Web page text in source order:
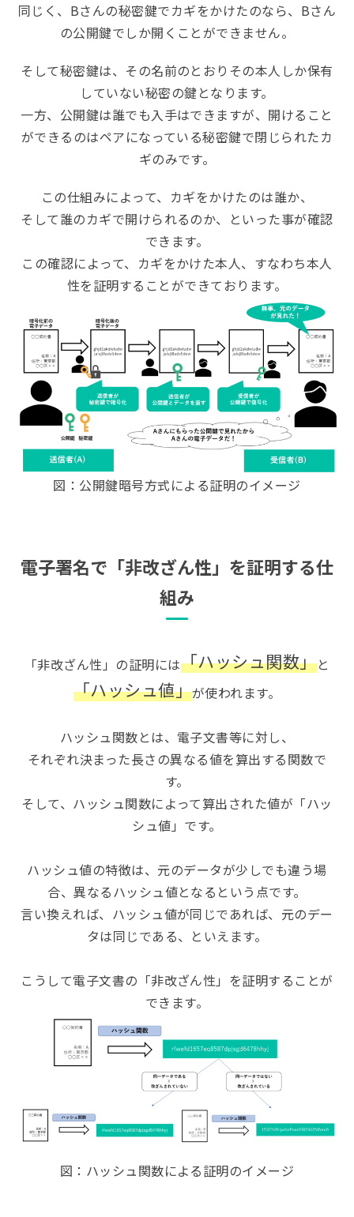
同じく、Bさんの秘密鍵でカギをかけたのなら、Bさん
の公開鍵でしか開くことができません。
そして秘密鍵は、その名前のとおりその本人しか保有
していない秘密の鍵となります。
一方、公開鍵は誰でも入手はできますが、開けること
ができるのはペアになっている秘密鍵で閉じられたカ
ギのみです。
この仕組みによって、カギをかけたのは誰か、
そして誰のカギで開けられるのか、といった事が確認
できます。
この確認によって、カギをかけた本人、すなわち本人
性を証明することができております。
図：公開鍵暗号方式による証明のイメージ
電子署名で「非改ざん性」を証明する仕
組み
「非改ざん性」の証明には「ハッシュ関数」と
「ハッシュ値」が使われます。
ハッシュ関数とは、電子文書等に対し、
それぞれ決まった長さの異なる値を算出する関数で
す。
そして、ハッシュ関数によって算出された値が「ハッ
シュ値」です。
ハッシュ値の特徴は、元のデータが少しでも違う場
合、異なるハッシュ値となるという点です。
言い換えれば、ハッシュ値が同じであれば、元のデー
タは同じである、といえます。
こうして電子文書の「非改ざん性」を証明することが
できます。
図：ハッシュ関数による証明のイメージ